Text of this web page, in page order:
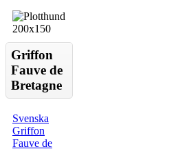
Griffon
Fauve de
Bretagne
Svenska
Griffon
Fauve de